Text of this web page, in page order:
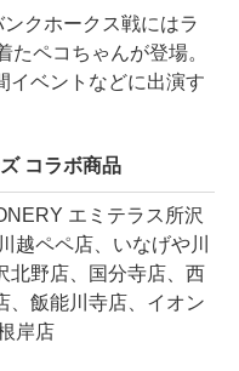
クホークス戦にはラ
ペコちゃんが登場。
イベントなどに出演す
コラボ商品
エミテラス所沢
越ペペ店、いなげや川
北野店、国分寺店、西
、飯能川寺店、イオン
岸店